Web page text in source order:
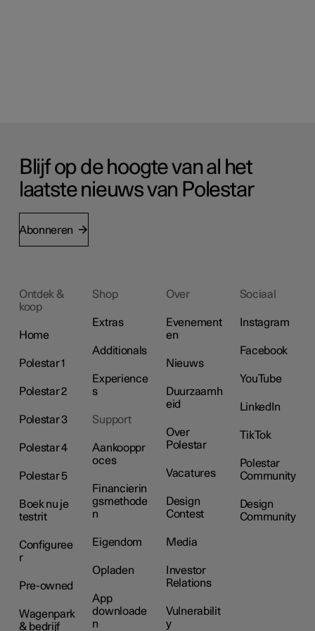
Blijf op de hoogte van al het
laatste nieuws van Polestar
Abonneren
Ontdek &
koop
Home
Polestar 1
Polestar 2
Polestar 3
Polestar 4
Polestar 5
Boek nu je
testrit
Configuree
r
Pre-owned
Wagenpark
& bedrijf
Shop
Extras
Additionals
Experience
s
Support
Aankooppr
oces
Financierin
gsmethode
n
Eigendom
Opladen
App
downloade
n
Over
Evenement
en
Nieuws
Duurzaamh
eid
Over
Polestar
Vacatures
Design
Contest
Media
Investor
Relations
Vulnerabilit
y
Sociaal
Instagram
Facebook
YouTube
LinkedIn
TikTok
Polestar
Community
Design
Community